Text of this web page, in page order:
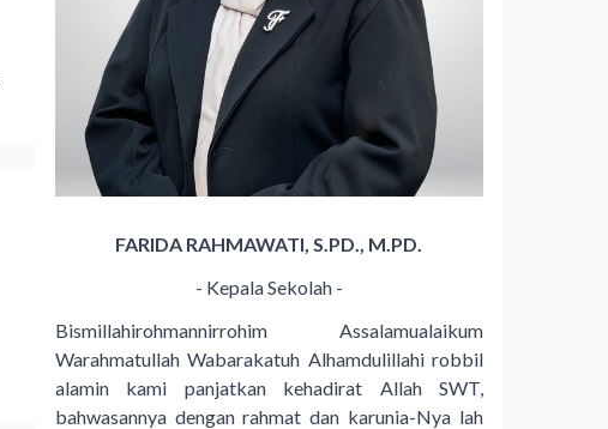
FARIDA RAHMAWATI, S.PD., M.PD.
- Kepala Sekolah -
Bismillahirohmannirrohim Assalamualaikum
Warahmatullah Wabarakatuh Alhamdulillahi robbil
alamin kami panjatkan kehadirat Allah SWT,
bahwasannya dengan rahmat dan karunia-Nya lah